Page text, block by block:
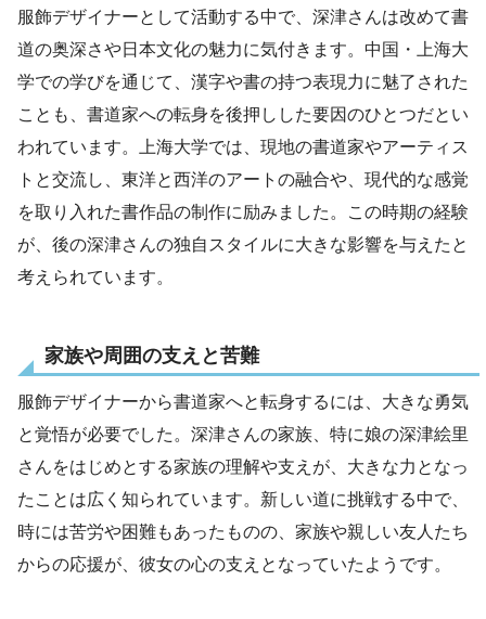
服飾デザイナーとして活動する中で、深津さんは改めて書
道の奥深さや日本文化の魅力に気付きます。中国・上海大
学での学びを通じて、漢字や書の持つ表現力に魅了された
ことも、書道家への転身を後押しした要因のひとつだとい
われています。上海大学では、現地の書道家やアーティス
トと交流し、東洋と西洋のアートの融合や、現代的な感覚
を取り入れた書作品の制作に励みました。この時期の経験
が、後の深津さんの独自スタイルに大きな影響を与えたと
考えられています。
家族や周囲の支えと苦難
服飾デザイナーから書道家へと転身するには、大きな勇気
と覚悟が必要でした。深津さんの家族、特に娘の深津絵里
さんをはじめとする家族の理解や支えが、大きな力となっ
たことは広く知られています。新しい道に挑戦する中で、
時には苦労や困難もあったものの、家族や親しい友人たち
からの応援が、彼女の心の支えとなっていたようです。